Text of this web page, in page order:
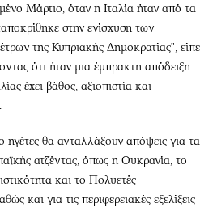
Μάρτιο, όταν η Ιταλία ήταν από τα
στην ενίσχυση των
της Κυπριακής Δημοκρατίας", είπε
ότι ήταν μια έμπρακτη απόδειξη
έχει βάθος, αξιοπιστία και
ηγέτες θα ανταλλάξουν απόψεις για τα
ατζέντας, όπως η Ουκρανία, το
και το Πολυετές
και για τις περιφερειακές εξελίξεις